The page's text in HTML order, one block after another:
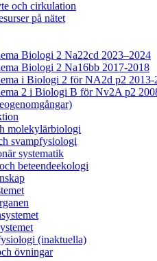
och cirkulation
på nätet
Biologi 2 Na22cd 2023–2024
Biologi 2 Na16bb 2017-2018
i Biologi 2 för NA2d p2 2013-
2 i Biologi B för Nv2A p2
molekylärbiologi
svampfysiologi
systematik
beteendeekologi
(inaktuella)
övningar